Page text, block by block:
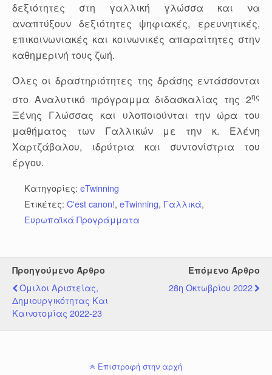
δεξιότητες στη γαλλική γλώσσα και να
αναπτύξουν δεξιότητες ψηφιακές, ερευνητικές,
επικοινωνιακές και κοινωνικές απαραίτητες στην
καθημερινή τους ζωή.
Όλες οι δραστηριότητες της δράσης εντάσσονται
στο Αναλυτικό πρόγραμμα διδασκαλίας της 2ης
Ξένης Γλώσσας και υλοποιούνται την ώρα του
μαθήματος των Γαλλικών με την κ. Ελένη
Χαρτζάβαλου, ιδρύτρια και συντονίστρια του
έργου.
Κατηγορίες: eTwinning
Ετικέτες: C'est canon!, eTwinning, Γαλλικά,
Ευρωπαϊκά Προγράμματα
Προηγούμενο Άρθρο
Όμιλοι Αριστείας,
Δημιουργικότητας Και
Καινοτομίας 2022-23
Επόμενο Άρθρο
28η Οκτωβρίου 2022
Επιστροφή στην αρχή